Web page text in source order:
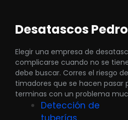
Desatascos Pedro
Elegir una empresa de
complicarse cuando no se
debe buscar. Corres el riesgo
timadores que se hacen pasar
terminas con un problema
Detección de